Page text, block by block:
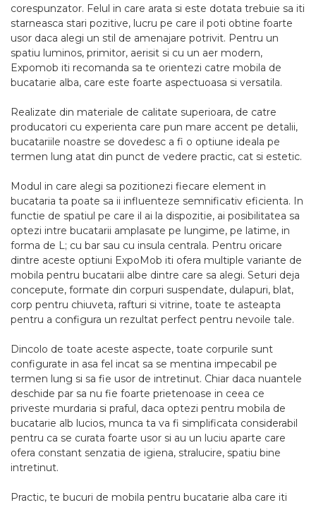
corespunzator. Felul in care arata si este dotata trebuie sa iti
starneasca stari pozitive, lucru pe care il poti obtine foarte
usor daca alegi un stil de amenajare potrivit. Pentru un
spatiu luminos, primitor, aerisit si cu un aer modern,
Expomob iti recomanda sa te orientezi catre mobila de
bucatarie alba, care este foarte aspectuoasa si versatila.
Realizate din materiale de calitate superioara, de catre
producatori cu experienta care pun mare accent pe detalii,
bucatariile noastre se dovedesc a fi o optiune ideala pe
termen lung atat din punct de vedere practic, cat si estetic.
Modul in care alegi sa pozitionezi fiecare element in
bucataria ta poate sa ii influenteze semnificativ eficienta. In
functie de spatiul pe care il ai la dispozitie, ai posibilitatea sa
optezi intre bucatarii amplasate pe lungime, pe latime, in
forma de L; cu bar sau cu insula centrala. Pentru oricare
dintre aceste optiuni ExpoMob iti ofera multiple variante de
mobila pentru bucatarii albe dintre care sa alegi. Seturi deja
concepute, formate din corpuri suspendate, dulapuri, blat,
corp pentru chiuveta, rafturi si vitrine, toate te asteapta
pentru a configura un rezultat perfect pentru nevoile tale.
Dincolo de toate aceste aspecte, toate corpurile sunt
configurate in asa fel incat sa se mentina impecabil pe
termen lung si sa fie usor de intretinut. Chiar daca nuantele
deschide par sa nu fie foarte prietenoase in ceea ce
priveste murdaria si praful, daca optezi pentru mobila de
bucatarie alb lucios, munca ta va fi simplificata considerabil
pentru ca se curata foarte usor si au un luciu aparte care
ofera constant senzatia de igiena, stralucire, spatiu bine
intretinut.
Practic, te bucuri de mobila pentru bucatarie alba care iti